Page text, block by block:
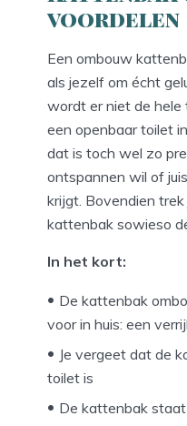
voordelen
Een ombouw
als jezelf om écht
wordt er niet de hele
een openbaar toilet
dat is toch wel zo
ontspannen wil of
krijgt. Bovendien
kattenbak sowieso
In het kort:
De kattenbak
voor in huis: een
Je vergeet dat de
toilet is
De kattenbak